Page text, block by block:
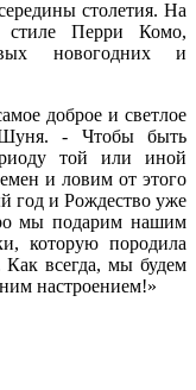
столетия. На
Перри Комо,
новогодних и
доброе и светлое
Шуня. - Чтобы быть
той или иной
и ловим от этого
год и Рождество уже
мы подарим нашим
которую породила
всегда, мы будем
настроением!»